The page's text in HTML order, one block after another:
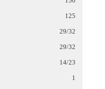
125
29/32
29/32
14/23
1